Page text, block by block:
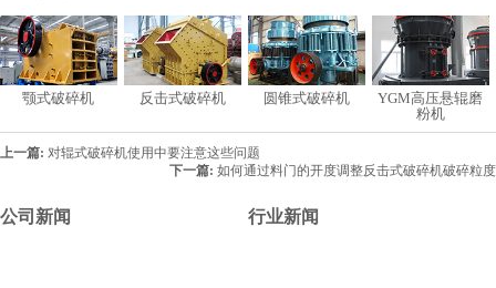
颚式破碎机 反击式破碎机 圆锥式破碎机
YGM高压悬辊磨
粉机
上一篇: 对辊式破碎机使用中要注意这些问题
下一篇: 如何通过料门的开度调整反击式破碎机破碎粒度
公司新闻 行业新闻